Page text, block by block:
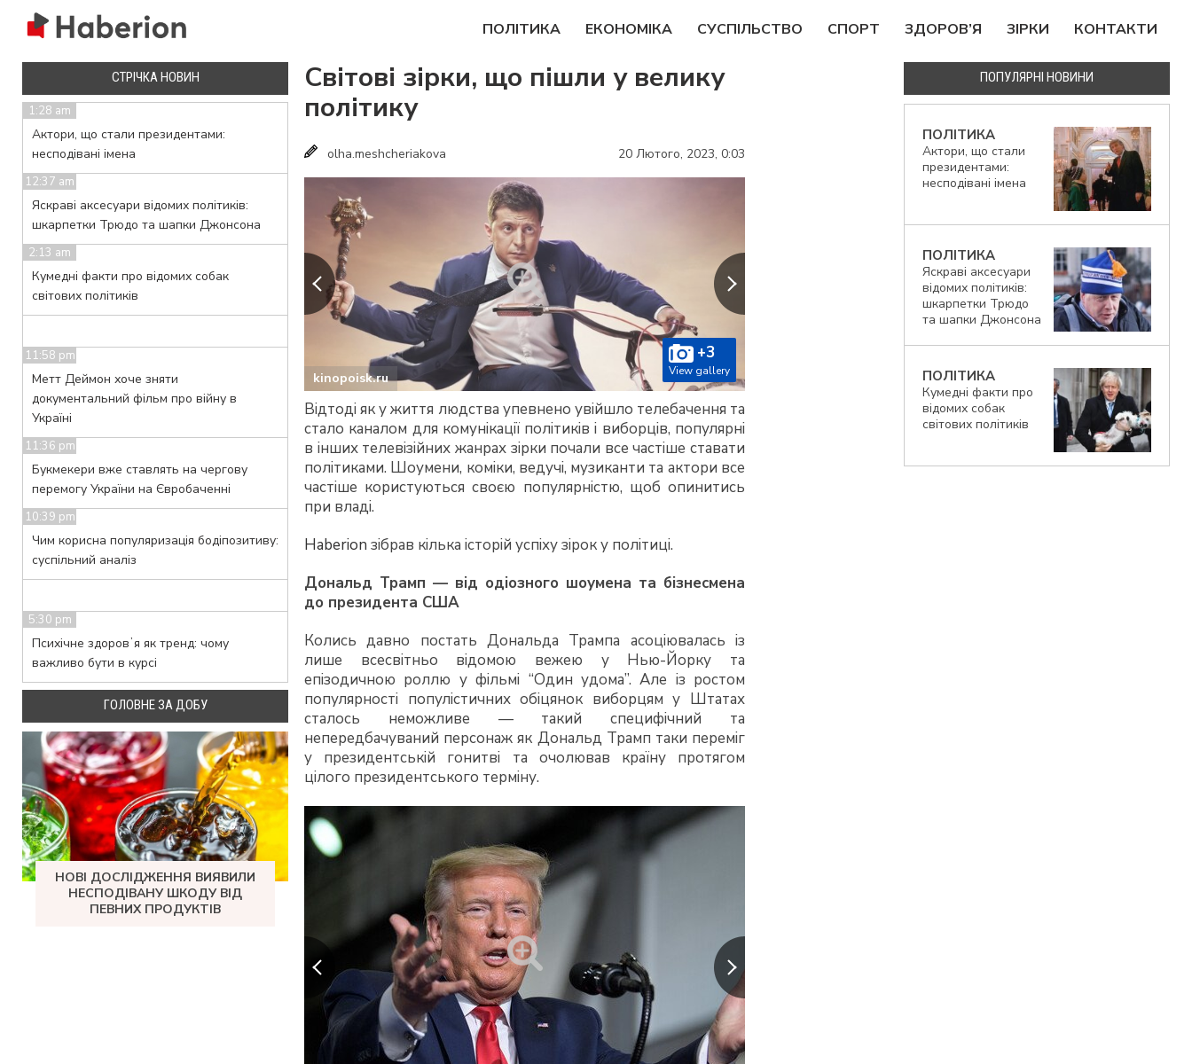
ПОЛІТИКА ЕКОНОМIКА СУСПІЛЬСТВО СПОРТ ЗДОРОВ’Я ЗIРКИ КОНТАКТИ
Світові зірки, що пішли у велику
політику
olha.meshcheriakova 20 Лютого, 2023, 0:03
+3
View gallery
kinopoisk.ru
Відтоді як у життя людства упевнено увійшло телебачення та
стало каналом для комунікації політиків і виборців, популярні
в інших телевізійних жанрах зірки почали все частіше ставати
політиками. Шоумени, коміки, ведучі, музиканти та актори все
частіше користуються своєю популярністю, щоб опинитись
при владі.
Haberion зібрав кілька історій успіху зірок у політиці.
Дональд Трамп — від одіозного шоумена та бізнесмена
до президента США
Колись давно постать Дональда Трампа асоціювалась із
лише всесвітньо відомою вежею у Нью-Йорку та
епізодичною роллю у фільмі “Один удома”. Але із ростом
популярності популістичних обіцянок виборцям у Штатах
сталось неможливе — такий специфічний та
непередбачуваний персонаж як Дональд Трамп таки переміг
у президентській гонитві та очолював країну протягом
цілого президентського терміну.
ПОПУЛЯРНІ НОВИНИ
ПОЛІТИКА
Актори, що стали
президентами:
несподівані імена
ПОЛІТИКА
Яскраві аксесуари
відомих політиків:
шкарпетки Трюдо
та шапки Джонсона
ПОЛІТИКА
Кумедні факти про
відомих собак
світових політиків
СТРIЧКА НОВИН
1:28 am
Актори, що стали президентами:
несподівані імена
12:37 am
Яскраві аксесуари відомих політиків:
шкарпетки Трюдо та шапки Джонсона
2:13 am
Кумедні факти про відомих собак
світових політиків
11:58 pm
Метт Деймон хоче зняти
документальний фільм про війну в
Україні
11:36 pm
Букмекери вже ставлять на чергову
перемогу України на Євробаченні
10:39 pm
Чим корисна популяризація бодіпозитиву:
суспільний аналіз
5:30 pm
Психічне здоровʼя як тренд: чому
важливо бути в курсі
ГОЛОВНЕ ЗА ДОБУ
НОВІ ДОСЛІДЖЕННЯ ВИЯВИЛИ
НЕСПОДІВАНУ ШКОДУ ВІД
ПЕВНИХ ПРОДУКТІВ